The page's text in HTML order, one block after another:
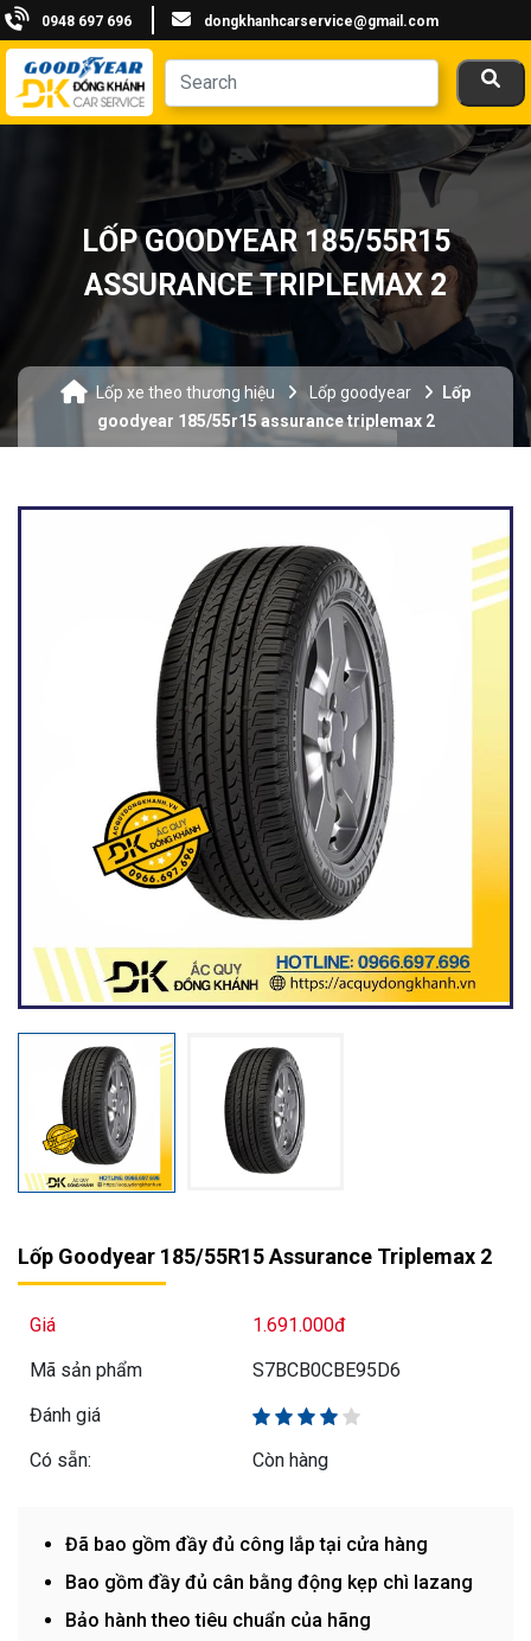
0948 697 696 dongkhanhcarservice@gmail.com
LỐP GOODYEAR 185/55R15
ASSURANCE TRIPLEMAX 2
Lốp xe theo thương hiệu Lốp goodyear
Lốp
goodyear 185/55r15 assurance triplemax 2
Lốp Goodyear 185/55R15 Assurance Triplemax 2
Giá
1.691.000đ
Mã sản phẩm
S7BCB0CBE95D6
Đánh giá
Có sẵn:
Còn hàng
Đã bao gồm đầy đủ công lắp tại cửa hàng
Bao gồm đầy đủ cân bằng động kẹp chì lazang
Bảo hành theo tiêu chuẩn của hãng